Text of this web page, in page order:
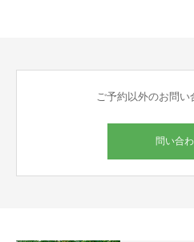
ご予約以外のお問い
問い合